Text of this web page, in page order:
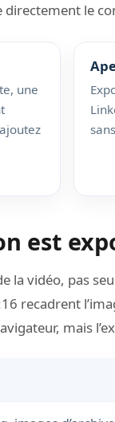
le
une
est
la vidéo, pas
recadrent
mais